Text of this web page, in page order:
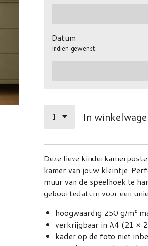
Datum
Indien gewenst.
In
Deze lieve
kamer van jouw kleintje.
muur van de speelhoek te
geboortedatum voor een
hoogwaardig 250 g/m²
verkrijgbaar in A4 (21 ×
kader op de foto niet